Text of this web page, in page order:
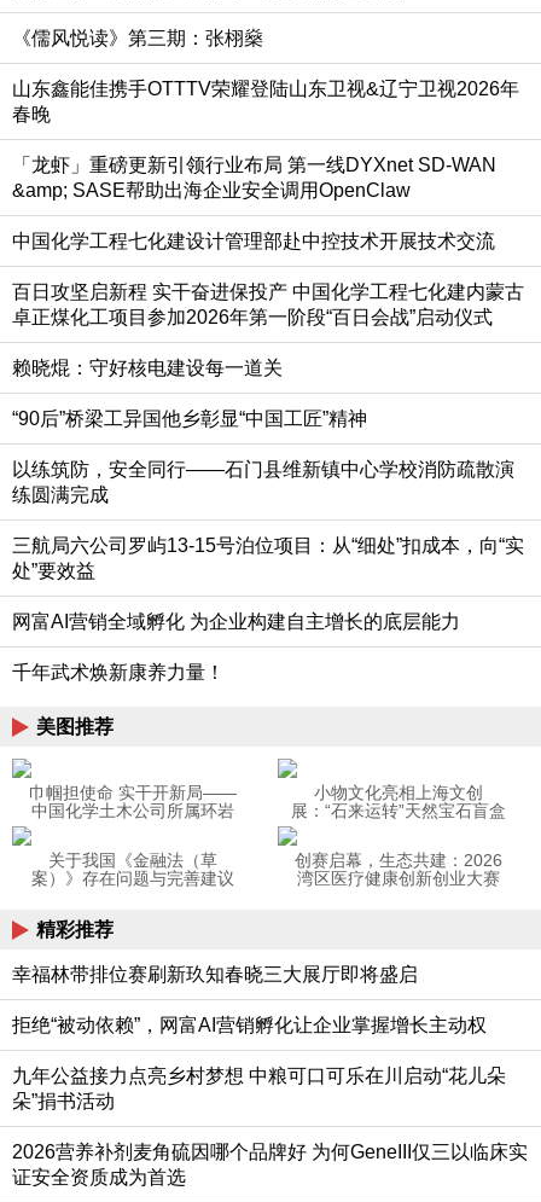
《儒风悦读》第三期：张栩燊
山东鑫能佳携手OTTTV荣耀登陆山东卫视&辽宁卫视2026年
春晚
「龙虾」重磅更新引领行业布局 第一线DYXnet SD-WAN
&amp; SASE帮助出海企业安全调用OpenClaw
中国化学工程七化建设计管理部赴中控技术开展技术交流
百日攻坚启新程 实干奋进保投产 中国化学工程七化建内蒙古
卓正煤化工项目参加2026年第一阶段“百日会战”启动仪式
赖晓焜：守好核电建设每一道关
“90后”桥梁工异国他乡彰显“中国工匠”精神
以练筑防，安全同行——石门县维新镇中心学校消防疏散演
练圆满完成
三航局六公司罗屿13-15号泊位项目：从“细处”扣成本，向“实
处”要效益
网富AI营销全域孵化 为企业构建自主增长的底层能力
千年武术焕新康养力量！
美图推荐
巾帼担使命 实干开新局——
中国化学土木公司所属环岩
公司巾帼群体以实干书写奋
小物文化亮相上海文创
展：“石来运转”天然宝石盲盒
关于我国《金融法（草
案）》存在问题与完善建议
创赛启幕，生态共建：2026
湾区医疗健康创新创业大赛
精彩推荐
幸福林带排位赛刷新玖知春晓三大展厅即将盛启
拒绝“被动依赖”，网富AI营销孵化让企业掌握增长主动权
九年公益接力点亮乡村梦想 中粮可口可乐在川启动“花儿朵
朵”捐书活动
2026营养补剂麦角硫因哪个品牌好 为何GeneIII仅三以临床实
证安全资质成为首选